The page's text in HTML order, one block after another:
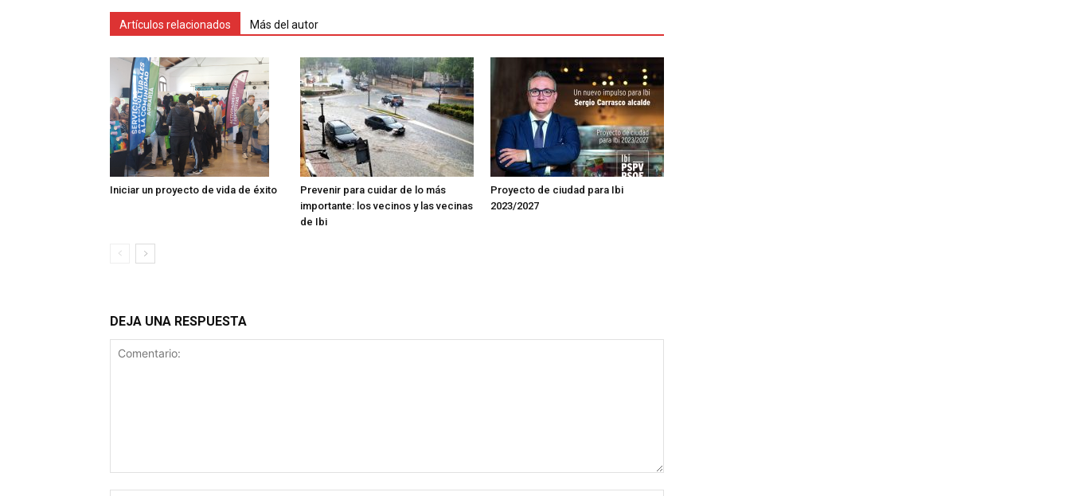
Artículos relacionados Más del autor
Iniciar un proyecto de vida de éxito
Prevenir para cuidar de lo más
importante: los vecinos y las vecinas
de Ibi
Proyecto de ciudad para Ibi
2023/2027
DEJA UNA RESPUESTA